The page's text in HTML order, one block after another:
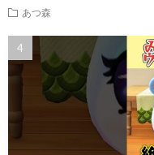
あつ森